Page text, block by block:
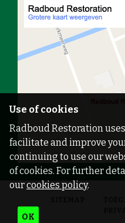
Use of cookies
Radboud Restoration
facilitate and improve
continuing to use our
of cookies. For further
ourcookies policy.
OK